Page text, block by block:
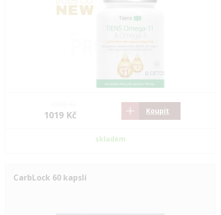
1019 Kč Koupit
skladem
CarbLock 60 kapslí